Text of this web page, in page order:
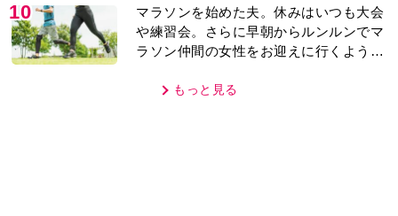
10
マラソンを始めた夫。休みはいつも大会
や練習会。さらに早朝からルンルンでマ
ラソン仲間の女性をお迎えに行くように
もっと見る